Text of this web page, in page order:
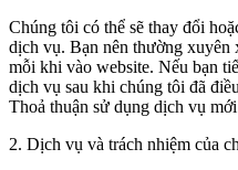
Chúng tôi có thể sẽ thay đổi
dịch vụ. Bạn nên thường xuyên
mỗi khi vào website. Nếu bạn
dịch vụ sau khi chúng tôi đã
Thoả thuận sử dụng dịch vụ
2. Dịch vụ và trách nhiệm của